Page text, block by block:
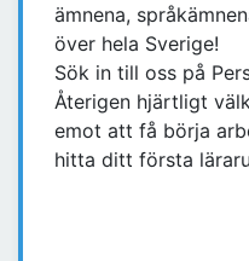
ämnena,
över hela Sverige!
Sök in till oss på
Återigen hjärtligt
emot att få börja
hitta ditt första